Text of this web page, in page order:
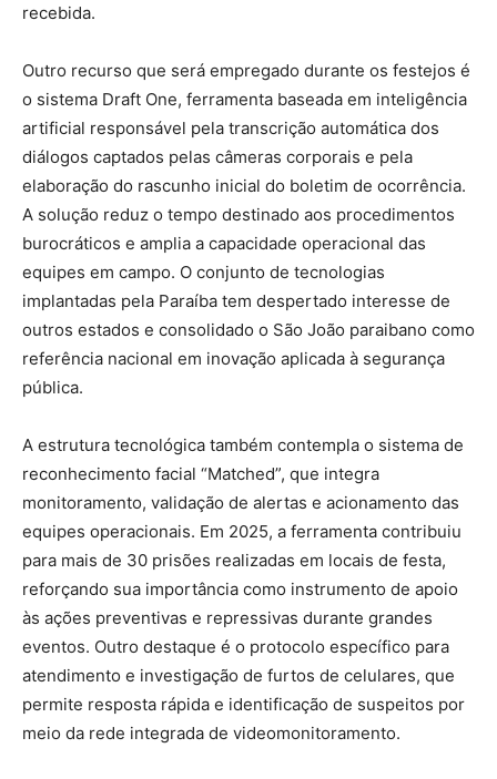
recebida.
Outro recurso que será empregado durante os festejos é
o sistema Draft One, ferramenta baseada em inteligência
artificial responsável pela transcrição automática dos
diálogos captados pelas câmeras corporais e pela
elaboração do rascunho inicial do boletim de ocorrência.
A solução reduz o tempo destinado aos procedimentos
burocráticos e amplia a capacidade operacional das
equipes em campo. O conjunto de tecnologias
implantadas pela Paraíba tem despertado interesse de
outros estados e consolidado o São João paraibano como
referência nacional em inovação aplicada à segurança
pública.
A estrutura tecnológica também contempla o sistema de
reconhecimento facial “Matched”, que integra
monitoramento, validação de alertas e acionamento das
equipes operacionais. Em 2025, a ferramenta contribuiu
para mais de 30 prisões realizadas em locais de festa,
reforçando sua importância como instrumento de apoio
às ações preventivas e repressivas durante grandes
eventos. Outro destaque é o protocolo específico para
atendimento e investigação de furtos de celulares, que
permite resposta rápida e identificação de suspeitos por
meio da rede integrada de videomonitoramento.